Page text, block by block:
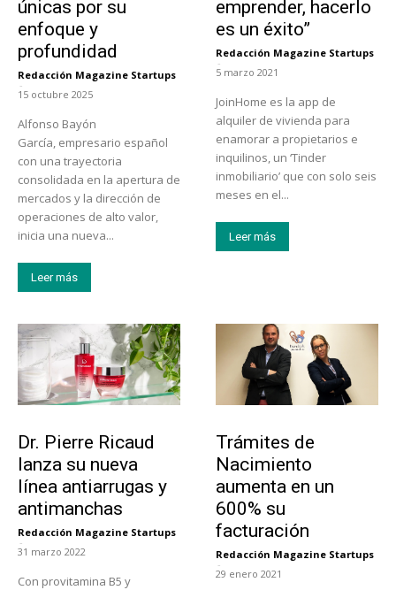
únicas por su
enfoque y
profundidad
Redacción Magazine Startups
-
15 octubre 2025
Alfonso Bayón
García, empresario español
con una trayectoria
consolidada en la apertura de
mercados y la dirección de
operaciones de alto valor,
inicia una nueva...
Leer más
emprender, hacerlo
es un éxito”
Redacción Magazine Startups
-
5 marzo 2021
JoinHome es la app de
alquiler de vivienda para
enamorar a propietarios e
inquilinos, un ‘Tinder
inmobiliario’ que con solo seis
meses en el...
Leer más
Dr. Pierre Ricaud
lanza su nueva
línea antiarrugas y
antimanchas
Redacción Magazine Startups
-
31 marzo 2022
Con provitamina B5 y
Trámites de
Nacimiento
aumenta en un
600% su
facturación
Redacción Magazine Startups
-
29 enero 2021